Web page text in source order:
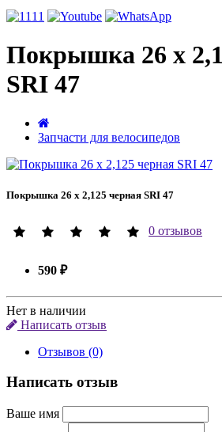
Покрышка 26 x
SRI 47
Запчасти для велосипедов
Покрышка 26 x 2,125 черная SRI 47
0 отзывов
590 ₽
Нет в наличии
Написать отзыв
Отзывов (0)
Написать отзыв
Ваше имя